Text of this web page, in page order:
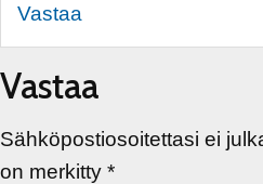
Vastaa
Vastaa
Sähköpostiosoitettasi ei
on merkitty *